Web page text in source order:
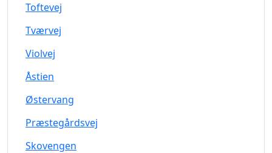
Toftevej
Tværvej
Violvej
Åstien
Østervang
Præstegårdsvej
Skovengen